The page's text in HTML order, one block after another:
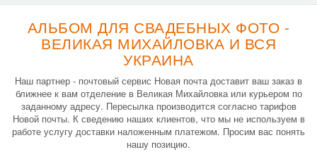
АЛЬБОМ ДЛЯ СВАДЕБНЫХ ФОТО -
ВЕЛИКАЯ МИХАЙЛОВКА И ВСЯ
УКРАИНА
Наш партнер - почтовый сервис Новая почта доставит ваш заказ в
ближнее к вам отделение в Великая Михайловка или курьером по
заданному адресу. Пересылка производится согласно тарифов
Новой почты. К сведению наших клиентов, что мы не используем в
работе услугу доставки наложенным платежом. Просим вас понять
нашу позицию.